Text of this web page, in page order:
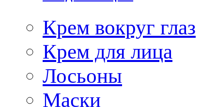
Крем вокруг глаз
Крем для лица
Лосьоны
Маски